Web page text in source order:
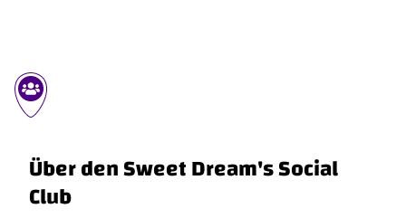
Über den Sweet Dream's Social
Club